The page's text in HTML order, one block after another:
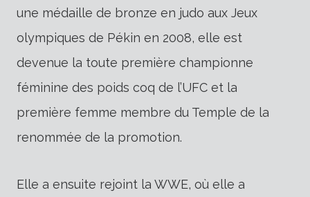
une médaille de bronze en judo aux Jeux
olympiques de Pékin en 2008, elle est
devenue la toute première championne
féminine des poids coq de l’UFC et la
première femme membre du Temple de la
renommée de la promotion.
Elle a ensuite rejoint la WWE, où elle a